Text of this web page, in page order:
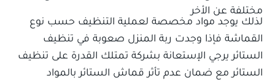
مختلفة عن الأخر
لذلك يوجد مواد مخصصة لعملية التنظيف حسب نوع
القماشة فإذا وجدت ربة المنزل صعوبة في تنظيف
الستائر يرجي الإستعانة بشركة تمتلك القدرة على تنظيف
الستائر مع ضمان عدم تأثر قماش الستائر بالمواد